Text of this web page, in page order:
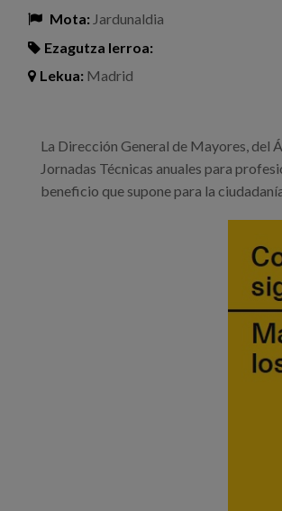
Mota: Jardunaldia
Ezagutza lerroa:
Lekua: Madrid
La Dirección General de Mayores, del
Jornadas Técnicas anuales para
beneficio que supone para la